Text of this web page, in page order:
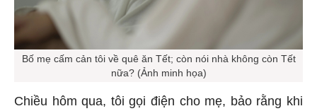
Bố mẹ cấm cản tôi về quê ăn Tết; còn nói nhà không còn Tết
nữa? (Ảnh minh họa)
Chiều hôm qua, tôi gọi điện cho mẹ, bảo rằng khi